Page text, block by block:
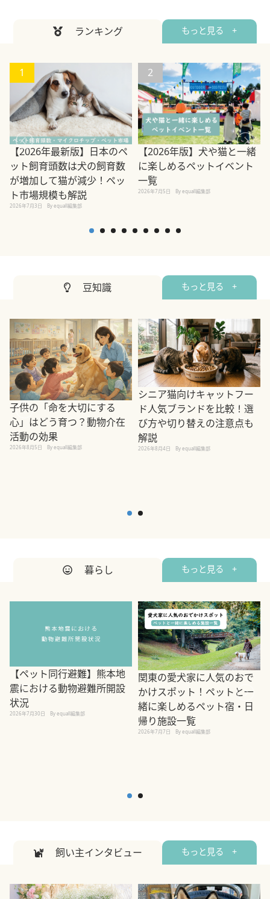
ランキング もっと見る +
1
【2026年最新版】日本のペ
ット飼育頭数は犬の飼育数
が増加して猫が減少！ペッ
ト市場規模も解説
2026年7月3日 By equall編集部
2
【2026年版】犬や猫と一緒
に楽しめるペットイベント
一覧
2026年7月5日 By equall編集部
豆知識 もっと見る +
子供の「命を大切にする
心」はどう育つ？動物介在
活動の効果
2026年8月5日 By equall編集部
シニア猫向けキャットフー
ド人気ブランドを比較！選
び方や切り替えの注意点も
解説
2026年8月4日 By equall編集部
暮らし もっと見る +
【ペット同行避難】熊本地
震における動物避難所開設
状況
2026年7月30日 By equall編集部
関東の愛犬家に人気のおで
かけスポット！ペットと一
緒に楽しめるペット宿・日
帰り施設一覧
2026年7月7日 By equall編集部
飼い主インタビュー もっと見る +